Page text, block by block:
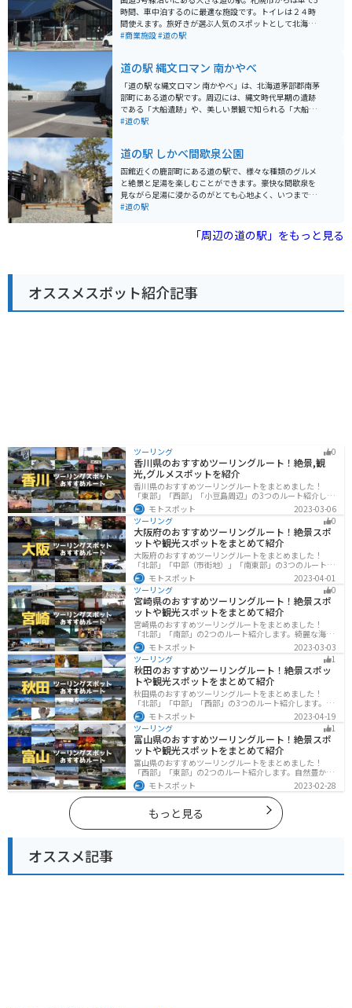
め、注意してください。龍飛岬の周りには絶景を楽しめ
るホテルがいくつかありますので、１泊するのもおすす
めです。
時間、車中泊するのに最適な施設です。トイレは２４時
間使えます。旅好きが選ぶ人気のスポットとして北海道
では第一位。全国で第4位の人気を誇ってます。駐車可能
#商業施設#道の駅
道の駅 縄文ロマン 南かやべ
「道の駅 な縄文ロマン 南かやべ」は、北海道茅部郡南茅
部町にある道の駅です。周辺には、縄文時代早期の遺跡
である「大船遺跡」や、美しい景観で知られる「大船海
岸」など、見どころが沢山あります。 道の駅には、地元
「縄文ロマン館」があります。レストランでは、南茅部
産の新鮮な海の幸を使った料理を堪能できます。 バイク
で訪れる際は、駐車場も広々としているので安心です。
周辺の海岸線を走る道は、景色も良くツーリングにも最
適です。 南茅部町は、昆布の産地として有名です。お土
#道の駅
道の駅 しかべ間歇泉公園
函館近くの鹿部町にある道の駅で、様々な種類のグルメ
と絶景と足湯を楽しむことができます。豪快な間歇泉を
見ながら足湯に浸かるのがとても心地よく、いつまでも
いられます。 特におすすめなのがグルメで、一番のオス
お肉がとても柔らかく、ヘルシーな一品です。また、鹿
部名産のタラコとその親のスケソウダラのフライを使用
#道の駅
「周辺の道の駅」をもっと見る
オススメスポット紹介記事
ツーリング 0
香川県のおすすめツーリングルート！絶景,観
光,グルメスポットを紹介
香川県のおすすめツーリングルートをまとめました！
「東部」「西部」「小豆島周辺」の3つのルート紹介しま
す。自然豊かな山から海、絶品グルメを満喫するツーリ
ングができます。バイクで香川県にツーリングに行く際
は参考にしてください。
モトスポット
2023-03-06
ツーリング
0
大阪府のおすすめツーリングルート！絶景スポ
ットや観光スポットをまとめて紹介
大阪府のおすすめツーリングルートをまとめました！
「北部」「中部（市街地）」「南東部」の3つのルート紹
介します。歴史と近代が融合した魅力的なエリアで様々
な楽しみ方ができます。バイクで大阪府にツーリングに
行く際は参考にしてください。
モトスポット
2023-04-01
ツーリング
0
宮崎県のおすすめツーリングルート！絶景スポ
ットや観光スポットをまとめて紹介
宮崎県のおすすめツーリングルートをまとめました！
「北部」「南部」の2つのルート紹介します。綺麗な海岸
線が特徴的な海・自然豊かな山・趣のある神社を満喫す
るツーリングができます。バイクで宮崎県にツーリング
に行く際は参考にしてください。
モトスポット
2023-03-03
ツーリング
1
秋田のおすすめツーリングルート！絶景スポッ
トや観光スポットをまとめて紹介
秋田県のおすすめツーリングルートをまとめました！
「北部」「中部」「西部」の3つのルート紹介します。自
然豊かな山々や湖、温泉地が点在し、四季折々の景色を
楽しめるスポットが多数あります。バイクで秋田県にツ
ーリングに行く際は参考にしてください。
モトスポット
2023-04-19
ツーリング
1
富山県のおすすめツーリングルート！絶景スポ
ットや観光スポットをまとめて紹介
富山県のおすすめツーリングルートをまとめました！
「西部」「東部」の2つのルート紹介します。自然豊かな
山と海、温泉が充実しており、美術館などもあるので、
自然を満喫するツーリングができます。バイクで富山県
にツーリングに行く際は参考にしてください。
モトスポット 2023-02-28
もっと見る
オススメ記事